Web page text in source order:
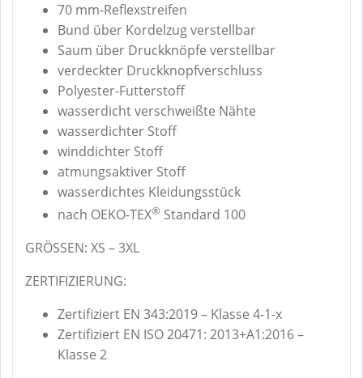
70 mm-Reflexstreifen
Bund über Kordelzug verstellbar
Saum über Druckknöpfe verstellbar
verdeckter Druckknopfverschluss
Polyester-Futterstoff
wasserdicht verschweißte Nähte
wasserdichter Stoff
winddichter Stoff
atmungsaktiver Stoff
wasserdichtes Kleidungsstück
nach OEKO-TEX® Standard 100
GRÖSSEN: XS – 3XL
ZERTIFIZIERUNG:
Zertifiziert EN 343:2019 – Klasse 4-1-x
Zertifiziert EN ISO 20471: 2013+A1:2016 –
Klasse 2